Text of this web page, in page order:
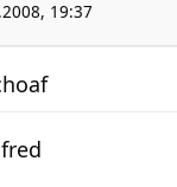
19:37